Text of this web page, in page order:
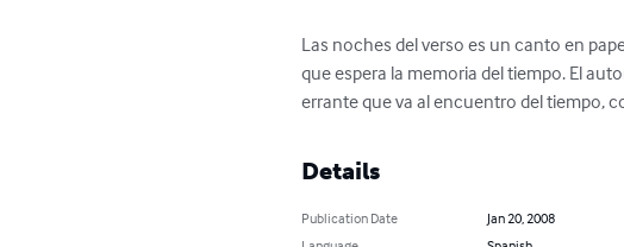
Las noches del verso es un canto en
que espera la memoria del tiempo. El
errante que va al encuentro del tiempo,
Details
Publication Date
Jan 20, 2008